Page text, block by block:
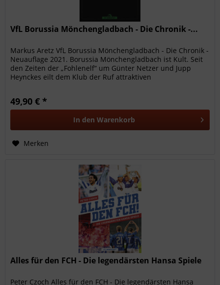
VfL Borussia Mönchengladbach - Die Chronik -...
Markus Aretz VfL Borussia Mönchengladbach - Die Chronik -
Neuauflage 2021. Borussia Mönchengladbach ist Kult. Seit
den Zeiten der „Fohlenelf“ um Günter Netzer und Jupp
Heynckes eilt dem Klub der Ruf attraktiven
49,90 € *
In den Warenkorb
Merken
Alles für den FCH - Die legendärsten Hansa Spiele
Peter Czoch Alles für den FCH - Die legendärsten Hansa